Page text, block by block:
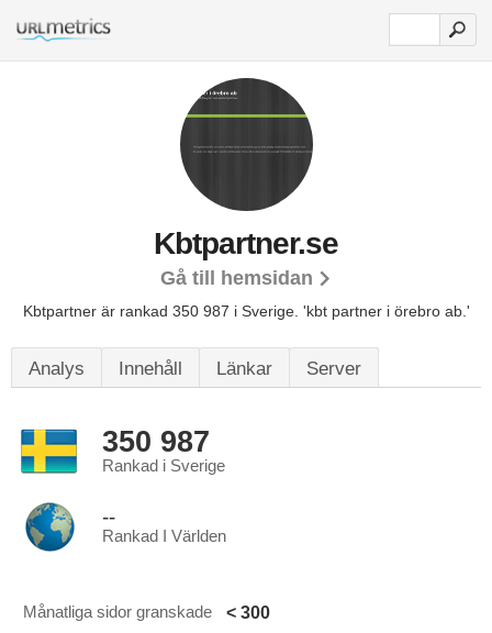
Kbtpartner.se
Gå till hemsidan
Kbtpartner är rankad 350 987 i Sverige. 'kbt partner i örebro ab.'
Analys Innehåll Länkar Server
350 987
Rankad i Sverige
--
Rankad I Världen
Månatliga sidor granskade < 300